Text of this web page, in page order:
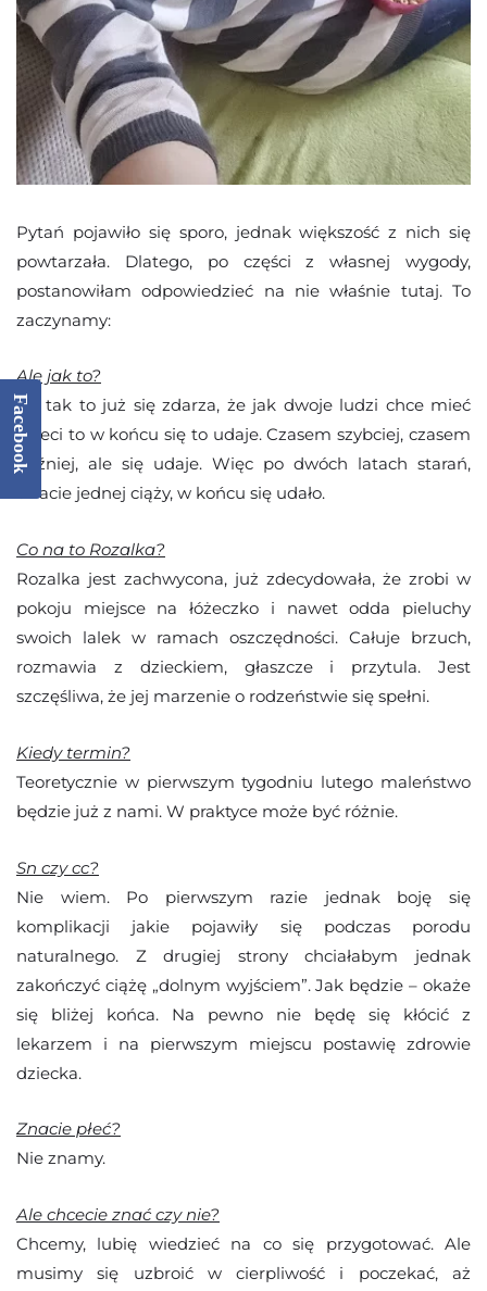
Pytań pojawiło się sporo, jednak większość z nich się
powtarzała. Dlatego, po części z własnej wygody,
postanowiłam odpowiedzieć na nie właśnie tutaj. To
zaczynamy:
Ale jak to?
No tak to już się zdarza, że jak dwoje ludzi chce mieć
dzieci to w końcu się to udaje. Czasem szybciej, czasem
później, ale się udaje. Więc po dwóch latach starań,
utracie jednej ciąży, w końcu się udało.
Co na to Rozalka?
Rozalka jest zachwycona, już zdecydowała, że zrobi w
pokoju miejsce na łóżeczko i nawet odda pieluchy
swoich lalek w ramach oszczędności. Całuje brzuch,
rozmawia z dzieckiem, głaszcze i przytula. Jest
szczęśliwa, że jej marzenie o rodzeństwie się spełni.
Kiedy termin?
Teoretycznie w pierwszym tygodniu lutego maleństwo
będzie już z nami. W praktyce może być różnie.
Sn czy cc?
Nie wiem. Po pierwszym razie jednak boję się
komplikacji jakie pojawiły się podczas porodu
naturalnego. Z drugiej strony chciałabym jednak
zakończyć ciążę „dolnym wyjściem”. Jak będzie – okaże
się bliżej końca. Na pewno nie będę się kłócić z
lekarzem i na pierwszym miejscu postawię zdrowie
dziecka.
Znacie płeć?
Nie znamy.
Ale chcecie znać czy nie?
Chcemy, lubię wiedzieć na co się przygotować. Ale
musimy się uzbroić w cierpliwość i poczekać, aż
Facebook